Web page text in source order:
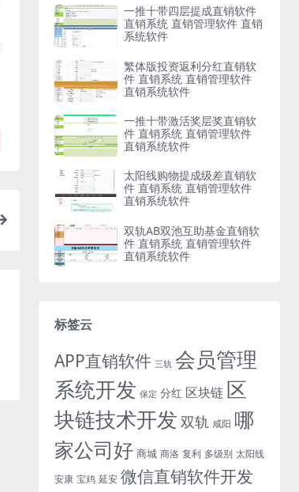
一推十带四层提成直销软件
直销系统 直销管理软件 直销
系统软件
繁体版投资返利分红直销软
件 直销系统 直销管理软件
直销系统软件
一推十带激活奖层奖直销软
件 直销系统 直销管理软件
直销系统软件
太阳线购物提成级差直销软
件 直销系统 直销管理软件
直销系统软件
双轨AB双池互助基金直销软
件 直销系统 直销管理软件
直销系统软件
标签云
APP直销软件 三轨 会员管理
系统开发 保定 分红 区块链 区
块链技术开发 双轨 咸阳 哪
家公司好 商城 商洛 复利 多级别 太阳线
安康 宝鸡 延安 微信直销软件开发